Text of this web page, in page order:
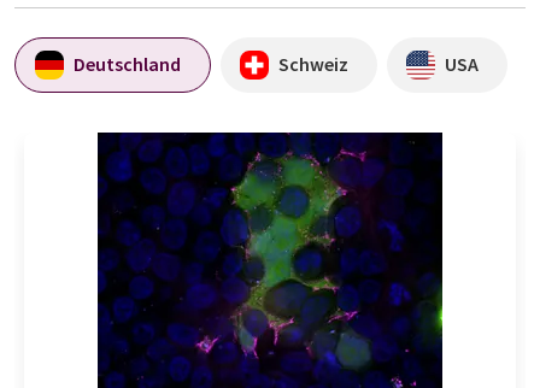
Deutschland Schweiz USA